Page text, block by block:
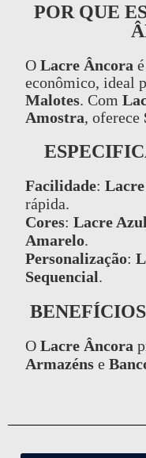
POR QUE
O Lacre Âncora
econômico, ideal
Malotes. Com
Amostra, oferece
Facilidade:
rápida.
Cores: Lacre Azul
Amarelo.
Personalização:
Sequencial.
O Lacre Âncora
Armazéns e